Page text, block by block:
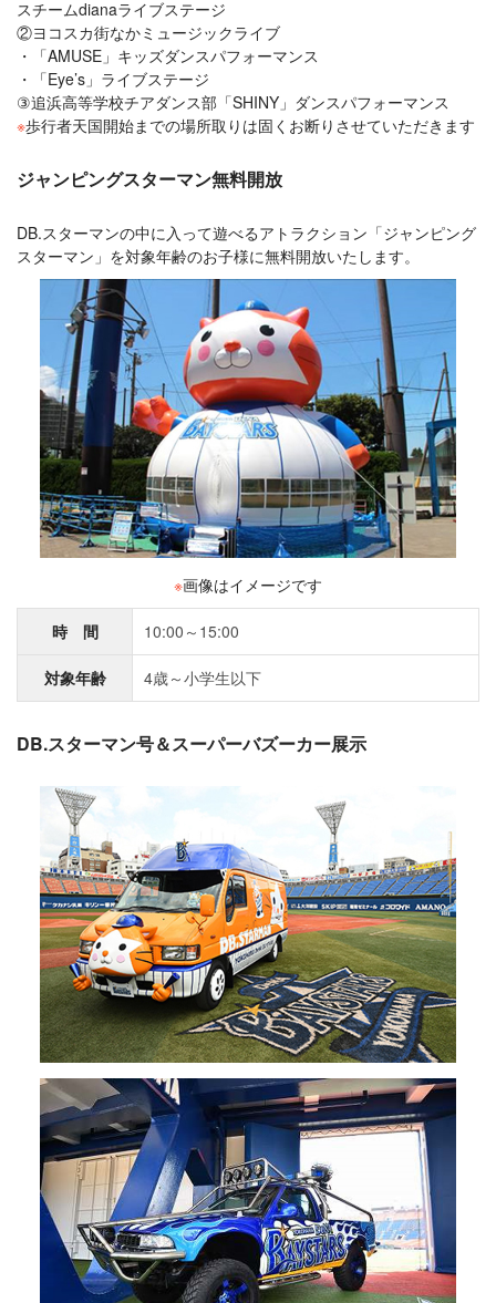
スチームdianaライブステージ
②ヨコスカ街なかミュージックライブ
・「AMUSE」キッズダンスパフォーマンス
・「Eye’s」ライブステージ
③追浜高等学校チアダンス部「SHINY」ダンスパフォーマンス
※歩行者天国開始までの場所取りは固くお断りさせていただきます
ジャンピングスターマン無料開放
DB.スターマンの中に入って遊べるアトラクション「ジャンピング
スターマン」を対象年齢のお子様に無料開放いたします。
※画像はイメージです
時 間 10:00～15:00
対象年齢 4歳～小学生以下
DB.スターマン号＆スーパーバズーカー展示